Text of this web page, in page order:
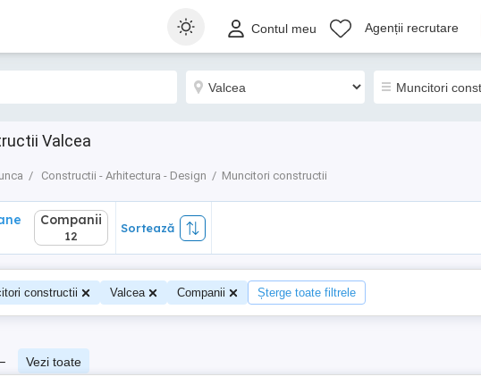
Contul meu Agenții recrutare
Valcea
Constructii - Arhitectura - Design Muncitori constructii
Companii
12
Sortează
constructii Valcea Companii Șterge toate filtrele
Vezi toate